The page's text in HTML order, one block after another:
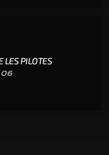
LES PILOTES
06